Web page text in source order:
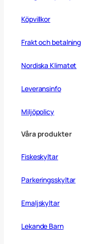
Köpvillkor
Frakt och betalning
Nordiska Klimatet
Leveransinfo
Miljöpolicy
Våra produkter
Fiskeskyltar
Parkeringsskyltar
Emaljskyltar
Lekande Barn